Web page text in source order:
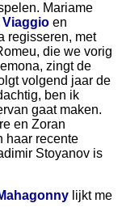
Mariame
Viaggio en
regisseren, met
die we vorig
zingt de
volgend jaar de
ben ik
gaat maken.
en Zoran
haar recente
Stoyanov is
lijkt me